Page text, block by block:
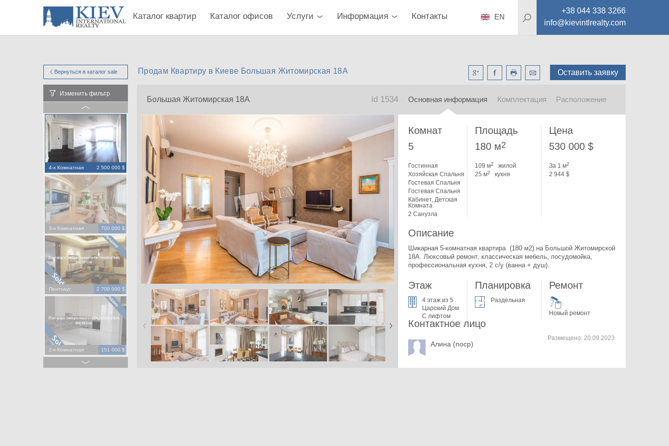
Каталог квартир Каталог офисов Услуги Информация Контакты
+38 044 338 3266
info@kievintlrealty.com
EN
Вернуться в каталог sale Оставить заявку
Продам Квартиру в Киеве Большая Житомирская 18А
Изменить фильтр
4-х Комнатная 2 500 000 $
3-х Комнатная 700 000 $
Пентхаус 2 700 000 $
2-х Комнатная 151 000 $
Большая Житомирская 18А id 1534 Основная информация Комплектация Расположение
Комнат
5
Гостинная
Хозяйская Спальня
Гостевая Спальня
Гостевая Спальня
Кабинет, Детская
Комната
2 Санузла
Площадь
180 м2
109 м2
жилой
25 м2 кухня
Цена
530 000 $
За 1 м2
2 944 $
Описание
Шикарная 5-комнатная квартира  (180 м2) на Большой Житомирской
18А. Люксовый ремонт, классическая мебель, посудомойка,
профессиональная кухня, 2 с/у (ванна + душ).
Этаж
4 этаж из 5
Царский Дом
С лифтом
Планировка
Раздельная
Ремонт
Новый ремонт
Контактное лицо
Алина (поср)
Размещено:20.09.2023